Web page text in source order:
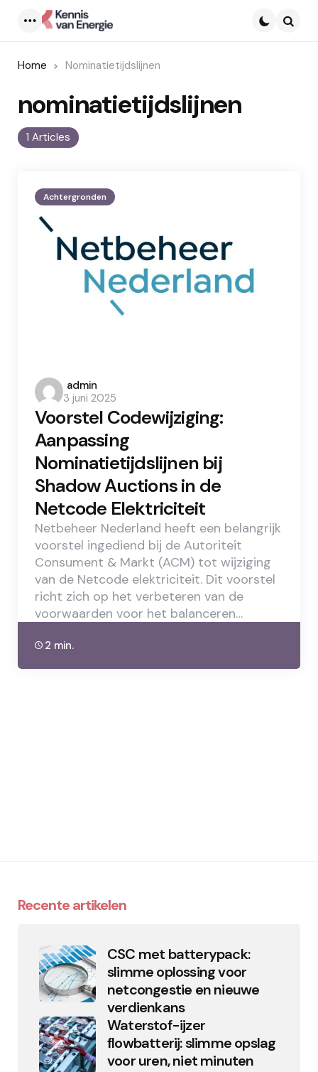
Home Nominatietijdslijnen
1 Articles
nominatietijdslijnen
Achtergronden
Posted
by
admin
3 juni 2025
Voorstel Codewijziging:
Aanpassing
Nominatietijdslijnen bij
Shadow Auctions in de
Netcode Elektriciteit
Netbeheer Nederland heeft een belangrijk
voorstel ingediend bij de Autoriteit
Consument & Markt (ACM) tot wijziging
van de Netcode elektriciteit. Dit voorstel
richt zich op het verbeteren van de
voorwaarden voor het balanceren…
2 min.
Recente artikelen
CSC met batterypack:
slimme oplossing voor
netcongestie en nieuwe
verdienkans
Waterstof-ijzer
flowbatterij: slimme opslag
voor uren, niet minuten